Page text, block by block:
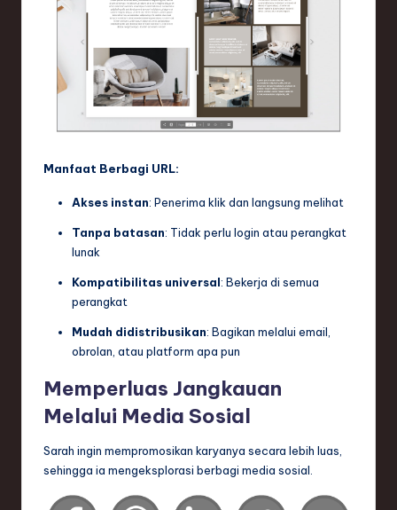
Manfaat Berbagi URL:
Akses instan: Penerima klik dan langsung melihat
Tanpa batasan: Tidak perlu login atau perangkat
lunak
Kompatibilitas universal: Bekerja di semua
perangkat
Mudah didistribusikan: Bagikan melalui email,
obrolan, atau platform apa pun
Memperluas Jangkauan
Melalui Media Sosial
Sarah ingin mempromosikan karyanya secara lebih luas,
sehingga ia mengeksplorasi berbagi media sosial.